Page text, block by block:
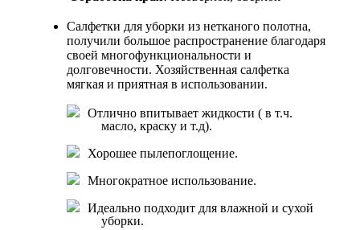
Салфетки для уборки из нетканого полотна,
получили большое распространение благодаря
своей многофункциональности и
долговечности. Хозяйственная салфетка
мягкая и приятная в использовании.
Отлично впитывает жидкости ( в т.ч.
масло, краску и т.д).
Хорошее пылепоглощение.
Многократное использование.
Идеально подходит для влажной и сухой
уборки.